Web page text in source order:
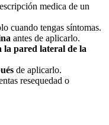
medica de un
cuando tengas síntomas.
antes de aplicarlo.
la pared lateral de la
de aplicarlo.
resequedad o